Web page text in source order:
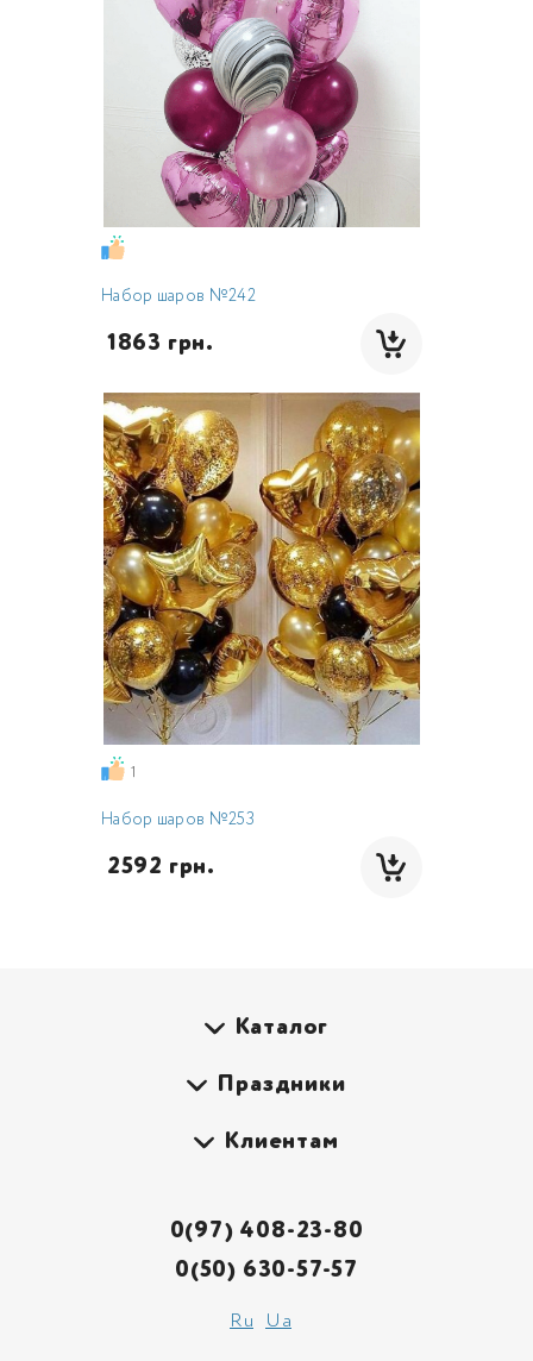
Набор шаров №242
1863 грн.
1
Набор шаров №253
2592 грн.
Каталог
Праздники
Клиентам
0(97) 408-23-80
0(50) 630-57-57
Ru Ua